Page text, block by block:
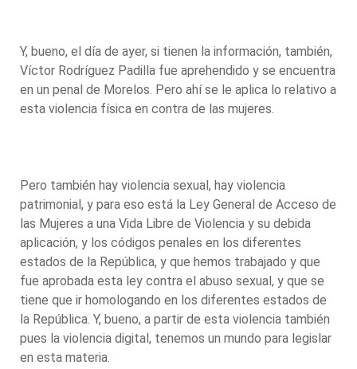
Y, bueno, el día de ayer, si tienen la información, también,
Víctor Rodríguez Padilla fue aprehendido y se encuentra
en un penal de Morelos. Pero ahí se le aplica lo relativo a
esta violencia física en contra de las mujeres.
Pero también hay violencia sexual, hay violencia
patrimonial, y para eso está la Ley General de Acceso de
las Mujeres a una Vida Libre de Violencia y su debida
aplicación, y los códigos penales en los diferentes
estados de la República, y que hemos trabajado y que
fue aprobada esta ley contra el abuso sexual, y que se
tiene que ir homologando en los diferentes estados de
la República. Y, bueno, a partir de esta violencia también
pues la violencia digital, tenemos un mundo para legislar
en esta materia.